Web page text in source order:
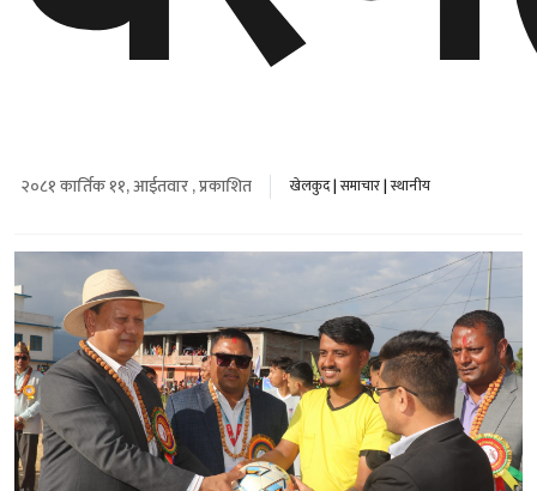
२०८१ कार्तिक ११, आईतवार , प्रकाशित खेलकुद|समाचार|स्थानीय